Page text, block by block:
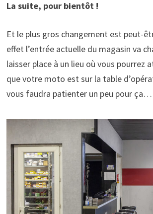
La suite, pour bientôt !
Et le plus gros changement est peut-
effet l’entrée actuelle du magasin va
laisser place à un lieu où vous pourrez
que votre moto est sur la table
vous faudra patienter un peu pour ça…